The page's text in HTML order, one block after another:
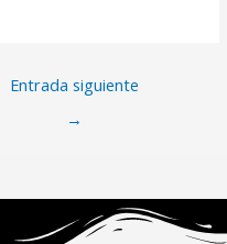
Entrada siguiente
→